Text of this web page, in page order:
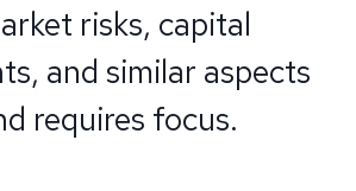
risks, capital
and similar aspects
requires focus.